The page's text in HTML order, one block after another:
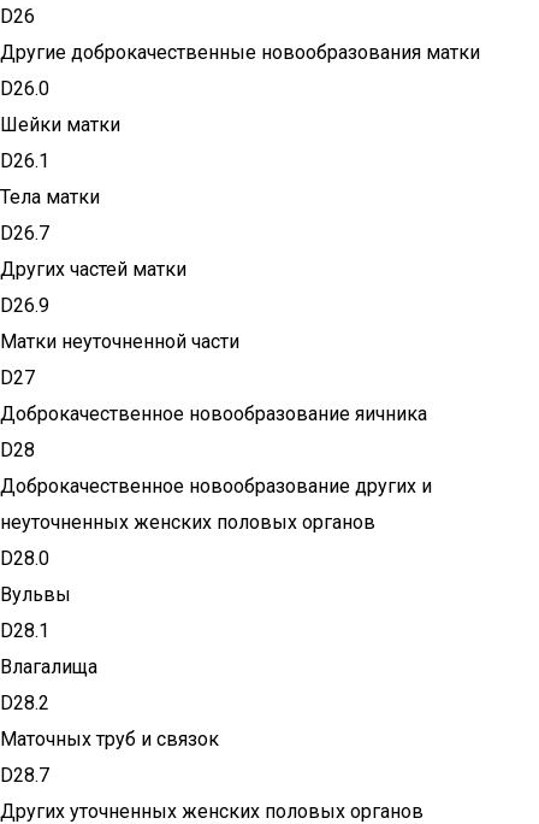
D26
Другие доброкачественные новообразования матки
D26.0
Шейки матки
D26.1
Тела матки
D26.7
Других частей матки
D26.9
Матки неуточненной части
D27
Доброкачественное новообразование яичника
D28
Доброкачественное новообразование других и
неуточненных женских половых органов
D28.0
Вульвы
D28.1
Влагалища
D28.2
Маточных труб и связок
D28.7
Других уточненных женских половых органов